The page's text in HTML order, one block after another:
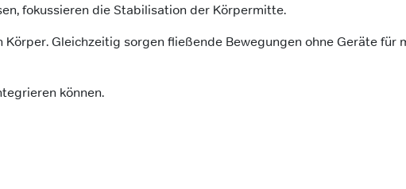
fokussieren die Stabilisation der Körpermitte.
Gleichzeitig sorgen fließende Bewegungen ohne Geräte
können.